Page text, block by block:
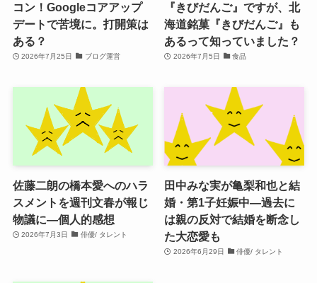
コン！Googleコアアップ
デートで苦境に。打開策は
ある？
2026年7月25日 ブログ運営
『きびだんご』ですが、北
海道銘菓『きびだんご』も
あるって知っていました？
2026年7月5日 食品
佐藤二朗の橋本愛へのハラ
スメントを週刊文春が報じ
物議に―個人的感想
2026年7月3日 俳優/ タレント
田中みな実が亀梨和也と結
婚・第1子妊娠中―過去に
は親の反対で結婚を断念し
た大恋愛も
2026年6月29日 俳優/ タレント